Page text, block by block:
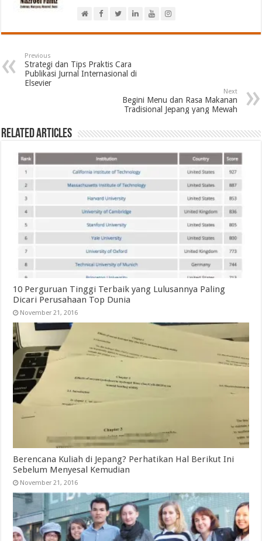
Previous
Strategi dan Tips Praktis Cara
Publikasi Jurnal Internasional di
Elsevier
Next
Begini Menu dan Rasa Makanan
Tradisional Jepang yang Mewah
Related Articles
10 Perguruan Tinggi Terbaik yang Lulusannya Paling
Dicari Perusahaan Top Dunia
November 21, 2016
Berencana Kuliah di Jepang? Perhatikan Hal Berikut Ini
Sebelum Menyesal Kemudian
November 21, 2016